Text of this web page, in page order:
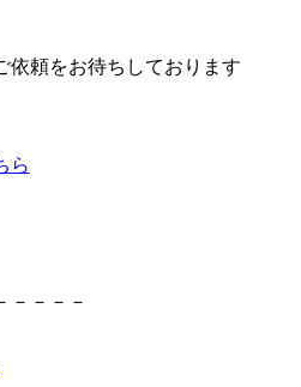
依頼をお待ちしております
ら
－－－－